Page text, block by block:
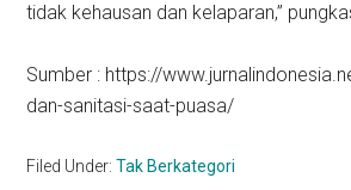
tidak kehausan dan kelaparan,”
Sumber : https://
dan-sanitasi-saat-puasa/
Filed Under:Tak Berkategori